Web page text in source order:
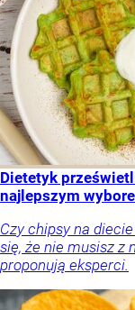
Dietetyk
najlepszym
Czy chipsy na
się, że nie musisz z
proponują eksperci.